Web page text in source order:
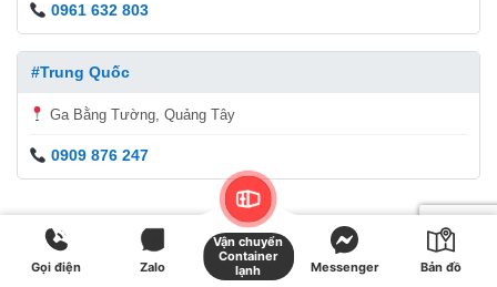
0961 632 803
#Trung Quốc
Ga Bằng Tường, Quảng Tây
0909 876 247
Gọi điện Zalo
Vận chuyển
Container
lạnh
Messenger Bản đồ